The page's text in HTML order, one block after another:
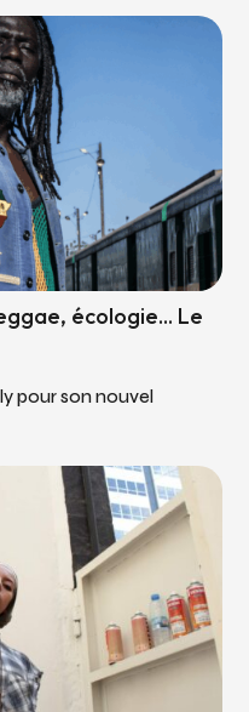
écologie... Le
pour son nouvel